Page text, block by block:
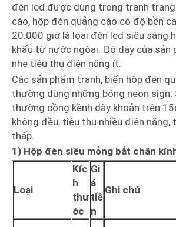
đèn led được dùng trong tranh
cáo, hộp đèn quảng cáo có độ bền
20.000 giờ là lọai đèn led siêu sáng
khẩu từ nước ngòai. Độ dày của sản
nhẹ tiêu thụ điện năng ít.
Các sản phẩm tranh, biển hộp đèn
thường dùng những bóng neon sign.
thường cồng kềnh dày khoản trên
không đều, tiêu thụ nhiều điện năng,
thấp.
1) Hộp đèn siêu mỏng bắt chân
Loại
Kíc
h
thư
ớc
Gi
á
tiề
n
Ghi chú